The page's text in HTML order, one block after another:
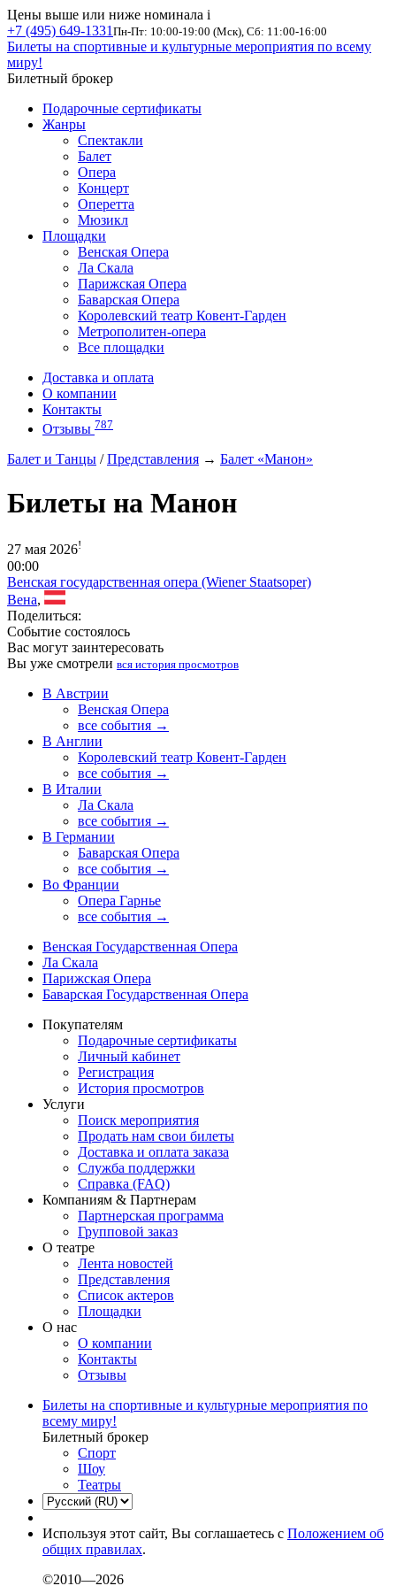
Цены выше или ниже номинала i
+7 (495) 649-1331 Пн-Пт: 10:00-19:00 (Мск), Сб: 11:00-16:00
Билеты на спортивные и культурные мероприятия по всему
миру!
Билетный брокер
Подарочные сертификаты
Жанры
Спектакли
Балет
Опера
Концерт
Оперетта
Мюзикл
Площадки
Венская Опера
Ла Скала
Парижская Опера
Баварская Опера
Королевский театр Ковент-Гарден
Метрополитен-опера
Все площадки
Доставка и оплата
О компании
Контакты
Отзывы 787
Балет и Танцы /Представления → Балет «Манон»
Билеты на Манон
27 мая 2026!
00:00
Венская государственная опера (Wiener Staatsoper)
Вена,
Поделиться:
Событие состоялось
Вас могут заинтересовать
Вы уже смотрели вся история просмотров
В Австрии
Венская Опера
все события →
В Англии
Королевский театр Ковент-Гарден
все события →
В Италии
Ла Скала
все события →
В Германии
Баварская Опера
все события →
Во Франции
Опера Гарнье
все события →
Венская Государственная Опера
Ла Скала
Парижская Опера
Баварская Государственная Опера
Покупателям
Подарочные сертификаты
Личный кабинет
Регистрация
История просмотров
Услуги
Поиск мероприятия
Продать нам свои билеты
Доставка и оплата заказа
Служба поддержки
Справка (FAQ)
Компаниям & Партнерам
Партнерская программа
Групповой заказ
О театре
Лента новостей
Представления
Список актеров
Площадки
О нас
О компании
Контакты
Отзывы
Билеты на спортивные и культурные мероприятия по
всему миру!
Билетный брокер
Спорт
Шоу
Театры
Используя этот сайт, Вы соглашаетесь с Положением об
общих правилах.
©2010—2026